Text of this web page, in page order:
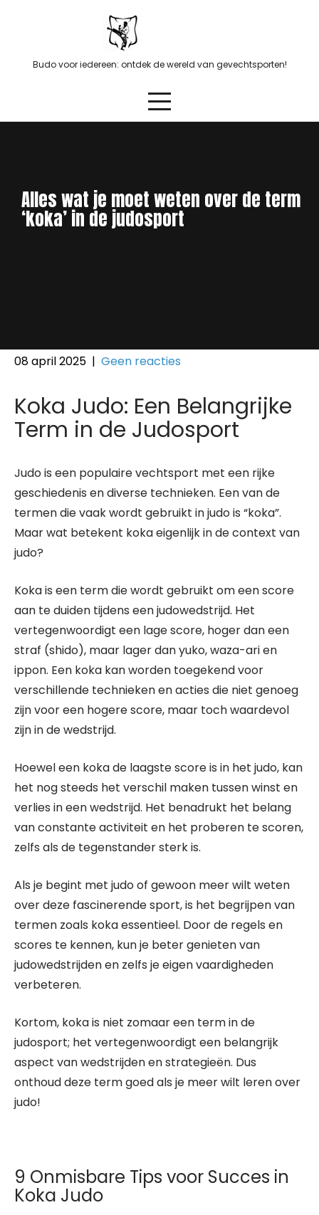
Budo voor iedereen: ontdek de wereld van gevechtsporten!
Alles wat je moet weten over de term
‘koka’ in de judosport
08 april 2025 | Geen reacties
Koka Judo: Een Belangrijke
Term in de Judosport
Judo is een populaire vechtsport met een rijke
geschiedenis en diverse technieken. Een van de
termen die vaak wordt gebruikt in judo is “koka”.
Maar wat betekent koka eigenlijk in de context van
judo?
Koka is een term die wordt gebruikt om een score
aan te duiden tijdens een judowedstrijd. Het
vertegenwoordigt een lage score, hoger dan een
straf (shido), maar lager dan yuko, waza-ari en
ippon. Een koka kan worden toegekend voor
verschillende technieken en acties die niet genoeg
zijn voor een hogere score, maar toch waardevol
zijn in de wedstrijd.
Hoewel een koka de laagste score is in het judo, kan
het nog steeds het verschil maken tussen winst en
verlies in een wedstrijd. Het benadrukt het belang
van constante activiteit en het proberen te scoren,
zelfs als de tegenstander sterk is.
Als je begint met judo of gewoon meer wilt weten
over deze fascinerende sport, is het begrijpen van
termen zoals koka essentieel. Door de regels en
scores te kennen, kun je beter genieten van
judowedstrijden en zelfs je eigen vaardigheden
verbeteren.
Kortom, koka is niet zomaar een term in de
judosport; het vertegenwoordigt een belangrijk
aspect van wedstrijden en strategieën. Dus
onthoud deze term goed als je meer wilt leren over
judo!
9 Onmisbare Tips voor Succes in
Koka Judo